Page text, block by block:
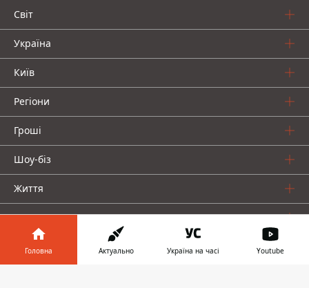
Світ
Україна
Київ
Регіони
Гроші
Шоу-біз
Життя
Про нас
Головна Актуально Україна на часі Youtube